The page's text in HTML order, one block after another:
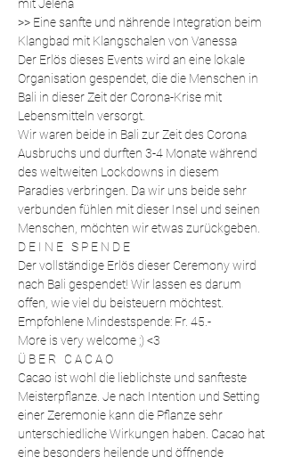
mit Jelena
>> Eine sanfte und nährende Integration beim
Klangbad mit Klangschalen von Vanessa
Der Erlös dieses Events wird an eine lokale
Organisation gespendet, die die Menschen in
Bali in dieser Zeit der Corona-Krise mit
Lebensmitteln versorgt.
Wir waren beide in Bali zur Zeit des Corona
Ausbruchs und durften 3-4 Monate während
des weltweiten Lockdowns in diesem
Paradies verbringen. Da wir uns beide sehr
verbunden fühlen mit dieser Insel und seinen
Menschen, möchten wir etwas zurückgeben.
D E I N E   S P E N D E
Der vollständige Erlös dieser Ceremony wird
nach Bali gespendet! Wir lassen es darum
offen, wie viel du beisteuern möchtest.
Empfohlene Mindestspende: Fr. 45.-
More is very welcome ;) <3
Ü B E R   C A C A O
Cacao ist wohl die lieblichste und sanfteste
Meisterpflanze. Je nach Intention und Setting
einer Zeremonie kann die Pflanze sehr
unterschiedliche Wirkungen haben. Cacao hat
eine besonders heilende und öffnende